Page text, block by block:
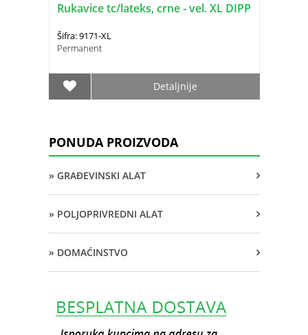
Rukavice tc/lateks, crne - vel. XL DIPP
Šifra: 9171-XL
Permanent
Detaljnije
PONUDA PROIZVODA
» GRAĐEVINSKI ALAT
» POLJOPRIVREDNI ALAT
» DOMAĆINSTVO